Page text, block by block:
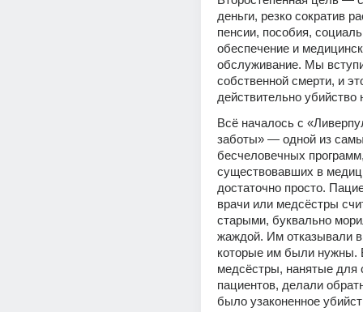
деньги, резко сократив
пенсии, пособия,
обеспечение и
обслуживание. Мы
собственной смерти, и
действительно убийство
Всё началось с
заботы» — одной из
бесчеловечных
существовавших в
достаточно просто.
врачи или медсёстры
старыми, буквально
жаждой. Им отказывали в
которые им были нужны.
медсёстры, нанятые для
пациентов, делали
было узаконенное